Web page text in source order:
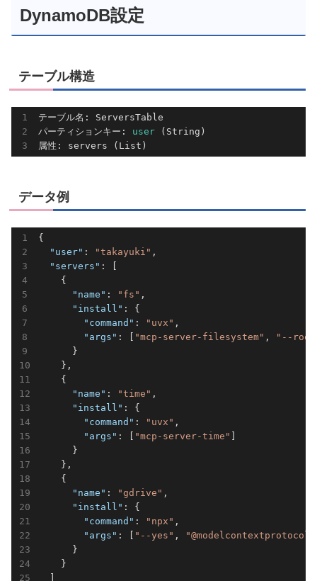
DynamoDB設定
テーブル構造
テーブル名: ServersTable
パーティションキー:
user
(String)
データ例
{
"user" : "takayuki" ,
"servers" : [
    {
"name" : "fs" ,
"install" : {
"command" : "uvx" ,
"args" : [ "mcp-server-filesystem" ,
"--
      }
    },
    {
"name" : "time" ,
"install" : {
"command" : "uvx" ,
"args" : [ "mcp-server-time"
      }
    },
    {
"name" : "gdrive" ,
"install" : {
"command" : "npx" ,
"args" : [ "--yes" ,
      }
    }